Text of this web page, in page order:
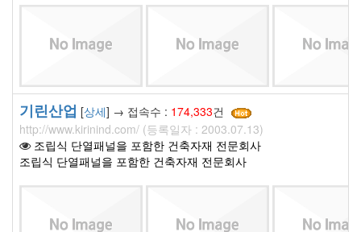
기린산업 [상세] → 접속수 : 174,333건
http://www.kirinind.com/ (등록일자 : 2003.07.13)
조립식 단열패널을 포함한 건축자재 전문회사
조립식 단열패널을 포함한 건축자재 전문회사